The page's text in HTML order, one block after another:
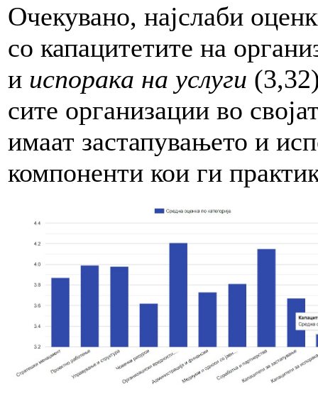
Очекувано, најслаби
со капацитетите на
и испорака на услуги
сите организации во
имаат застапувањето и
компоненти кои ги